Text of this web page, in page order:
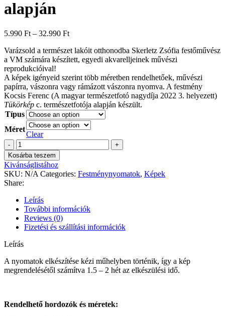
alapján
5.990 Ft – 32.990 Ft
Varázsold a természet lakóit otthonodba Skerletz Zsófia festőművész
a VM számára készített, egyedi akvarelljeinek művészi
reprodukcióival!
A képek igényeid szerint több méretben rendelhetőek, művészi
papírra, vászonra vagy rámázott vászonra nyomva. A festmény
Kocsis Ferenc (A magyar természetfotó nagydíja 2022 3. helyezett)
Tükörkép c. természetfotója alapján készült.
Típus
Méret
Clear
Akvarell
festmények
művészi
nyomatokon
-
Lile
-
Kocsis
Ferenc
"Tükörkép"
fotója
quantity
Kosárba teszem
Kivánságlistához
SKU: N/A Categories: Festménynyomatok, Képek
Share:
Leírás
További információk
Reviews (0)
Fizetési és szállítási információk
Leírás
A nyomatok elkészítése kézi műhelyben történik, így a kép
megrendelésétől számítva 1.5 – 2 hét az elkészülési idő.
Rendelhető hordozók és méretek: